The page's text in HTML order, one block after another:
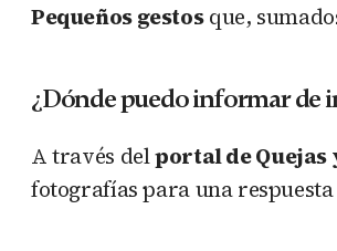
Pequeños gestosque,
¿Dónde puedo informar de
A través delportal de Quejas
fotografías para una